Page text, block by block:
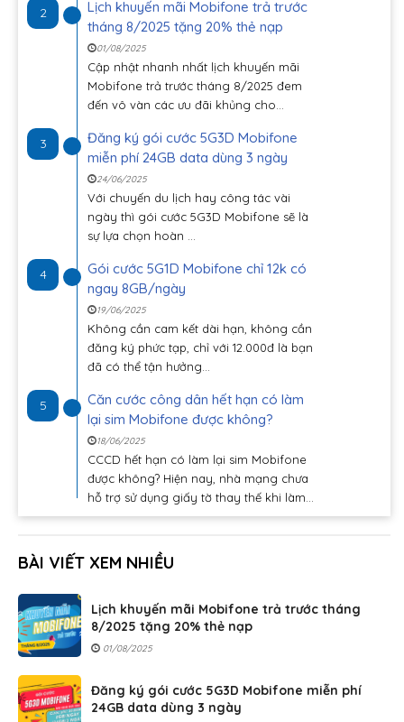
2
Lịch khuyến mãi Mobifone trả trước
tháng 8/2025 tặng 20% thẻ nạp
01/08/2025
Cập nhật nhanh nhất lịch khuyến mãi
Mobifone trả trước tháng 8/2025 đem
đến vô vàn các ưu đãi khủng cho...
3
Đăng ký gói cước 5G3D Mobifone
miễn phí 24GB data dùng 3 ngày
24/06/2025
Với chuyến du lịch hay công tác vài
ngày thì gói cước 5G3D Mobifone sẽ là
sự lựa chọn hoàn ...
4
Gói cước 5G1D Mobifone chỉ 12k có
ngay 8GB/ngày
19/06/2025
Không cần cam kết dài hạn, không cần
đăng ký phức tạp, chỉ với 12.000đ là bạn
đã có thể tận hưởng...
5
Căn cước công dân hết hạn có làm
lại sim Mobifone được không?
18/06/2025
CCCD hết hạn có làm lại sim Mobifone
được không? Hiện nay, nhà mạng chưa
hỗ trợ sử dụng giấy tờ thay thế khi làm...
BÀI VIẾT XEM NHIỀU
Lịch khuyến mãi Mobifone trả trước tháng
8/2025 tặng 20% thẻ nạp
01/08/2025
Đăng ký gói cước 5G3D Mobifone miễn phí
24GB data dùng 3 ngày